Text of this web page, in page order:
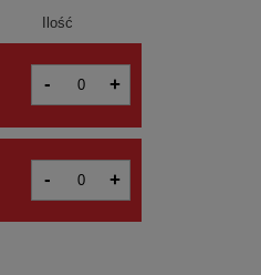
Ilość
- +
- +